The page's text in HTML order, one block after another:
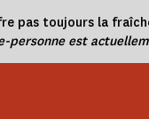
pas toujours la
personne est